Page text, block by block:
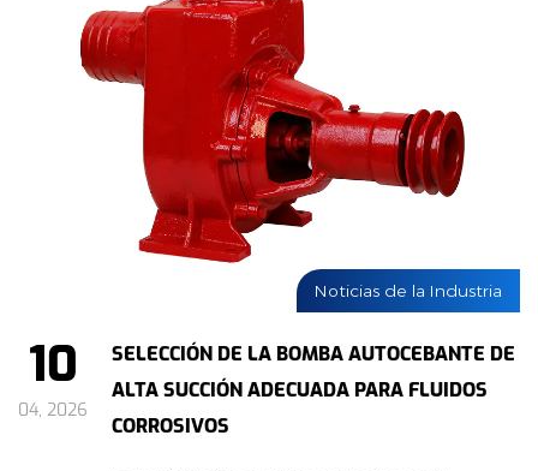
Noticias de la Industria
10
04, 2026
SELECCIÓN DE LA BOMBA AUTOCEBANTE DE
ALTA SUCCIÓN ADECUADA PARA FLUIDOS
CORROSIVOS